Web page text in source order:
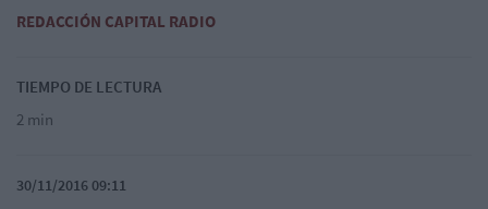
REDACCIÓN CAPITAL RADIO
TIEMPO DE LECTURA
2 min
30/11/2016 09:11